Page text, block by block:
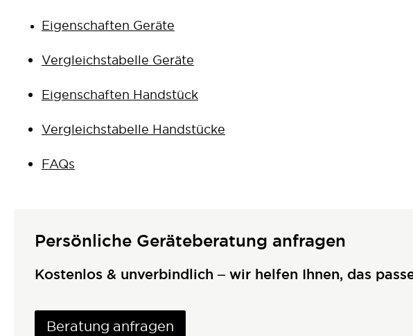
Eigenschaften Geräte
Vergleichstabelle Geräte
Eigenschaften Handstück
Vergleichstabelle Handstücke
FAQs
Persönliche Geräteberatung anfragen
Kostenlos & unverbindlich – wir helfen Ihnen, das
Beratung anfragen